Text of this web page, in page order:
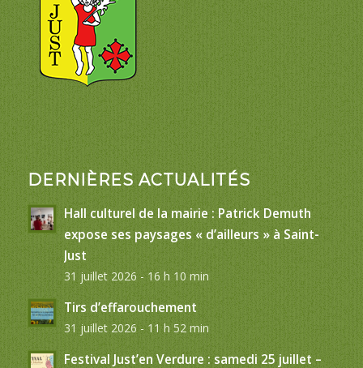
DERNIÈRES ACTUALITÉS
Hall culturel de la mairie : Patrick Demuth
expose ses paysages « d’ailleurs » à Saint-
Just
31 juillet 2026 - 16 h 10 min
Tirs d’effarouchement
31 juillet 2026 - 11 h 52 min
Festival Just’en Verdure : samedi 25 juillet –